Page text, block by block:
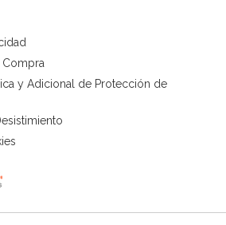
y Adicional de Protección de